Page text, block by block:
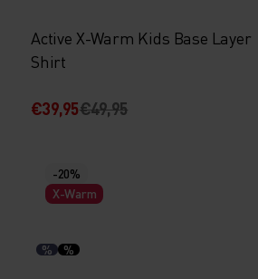
Active X-Warm Kids Base Layer
Shirt
€39,95€49,95
-20%
X-Warm
% %